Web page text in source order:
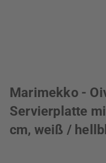
Marimekko -
Servierplatte
cm, weiß /